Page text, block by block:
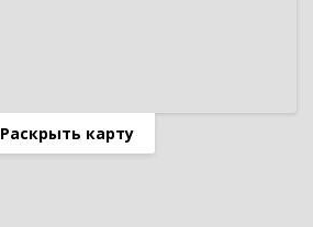
Раскрыть карту